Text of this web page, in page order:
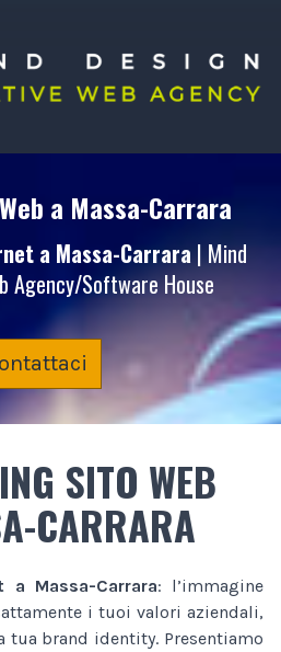
a Massa-Carrara
a Massa-Carrara | Mind
Agency/Software House
SITO WEB
CARRARA
a Massa-Carrara: l’immagine
i tuoi valori aziendali,
tua brand identity. Presentiamo